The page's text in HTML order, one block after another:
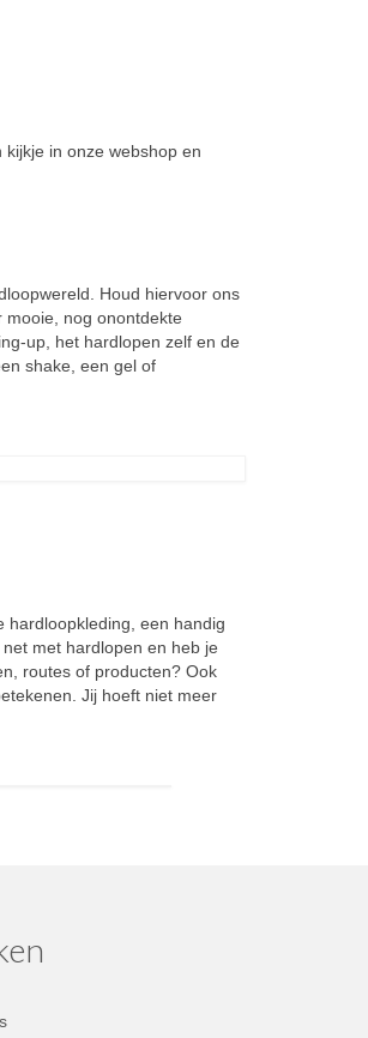
in onze webshop en
Houd hiervoor ons
mooie, nog onontdekte
up, het hardlopen zelf en de
shake, een gel of
hardloopkleding, een handig
met hardlopen en heb je
routes of producten? Ook
Jij hoeft niet meer